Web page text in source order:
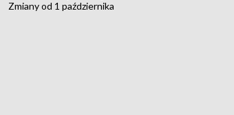
Zmiany od 1 października